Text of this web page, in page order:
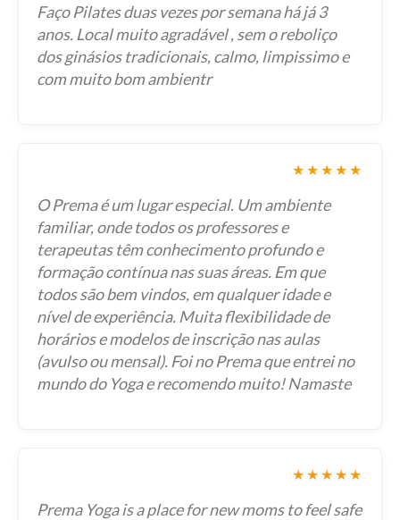
Faço Pilates duas vezes por semana há já 3
anos. Local muito agradável , sem o reboliço
dos ginásios tradicionais, calmo, limpissimo e
com muito bom ambientr
★★★★★
O Prema é um lugar especial. Um ambiente
familiar, onde todos os professores e
terapeutas têm conhecimento profundo e
formação contínua nas suas áreas. Em que
todos são bem vindos, em qualquer idade e
nível de experiência. Muita flexibilidade de
horários e modelos de inscrição nas aulas
(avulso ou mensal). Foi no Prema que entrei no
mundo do Yoga e recomendo muito! Namaste
★★★★★
Prema Yoga is a place for new moms to feel safe